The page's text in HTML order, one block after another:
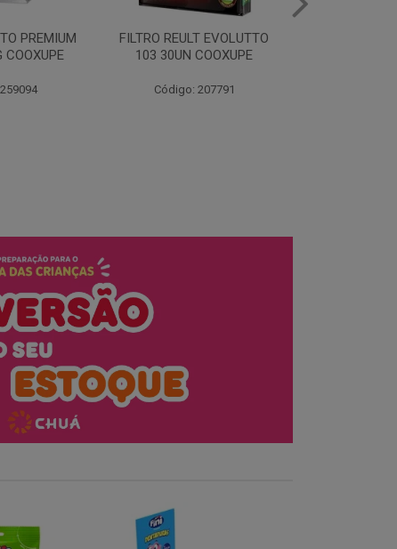
EVOLUTTO
FILTRO PAPEL EVOLUTTO
102 30UN COOXUPE
Código: 259097